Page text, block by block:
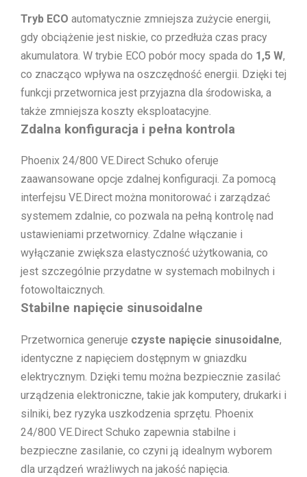
Tryb ECO automatycznie zmniejsza zużycie energii,
gdy obciążenie jest niskie, co przedłuża czas pracy
akumulatora. W trybie ECO pobór mocy spada do 1,5 W,
co znacząco wpływa na oszczędność energii. Dzięki tej
funkcji przetwornica jest przyjazna dla środowiska, a
także zmniejsza koszty eksploatacyjne.
Zdalna konfiguracja i pełna kontrola
Phoenix 24/800 VE.Direct Schuko oferuje
zaawansowane opcje zdalnej konfiguracji. Za pomocą
interfejsu VE.Direct można monitorować i zarządzać
systemem zdalnie, co pozwala na pełną kontrolę nad
ustawieniami przetwornicy. Zdalne włączanie i
wyłączanie zwiększa elastyczność użytkowania, co
jest szczególnie przydatne w systemach mobilnych i
fotowoltaicznych.
Stabilne napięcie sinusoidalne
Przetwornica generuje czyste napięcie sinusoidalne,
identyczne z napięciem dostępnym w gniazdku
elektrycznym. Dzięki temu można bezpiecznie zasilać
urządzenia elektroniczne, takie jak komputery, drukarki i
silniki, bez ryzyka uszkodzenia sprzętu. Phoenix
24/800 VE.Direct Schuko zapewnia stabilne i
bezpieczne zasilanie, co czyni ją idealnym wyborem
dla urządzeń wrażliwych na jakość napięcia.